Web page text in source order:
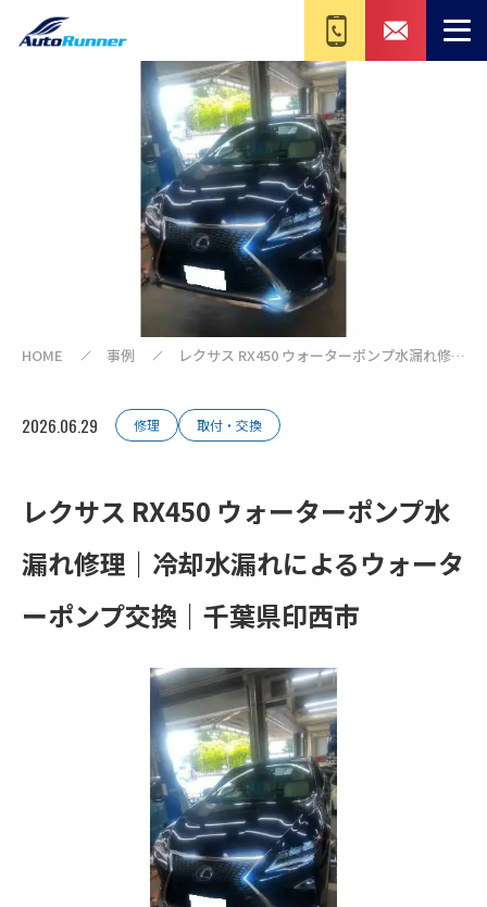
HOME 事例
レクサス RX450 ウォーターポンプ水漏れ修理
2026.06.29 修理 取付・交換
レクサス RX450 ウォーターポンプ水
漏れ修理｜冷却水漏れによるウォータ
ーポンプ交換｜千葉県印西市